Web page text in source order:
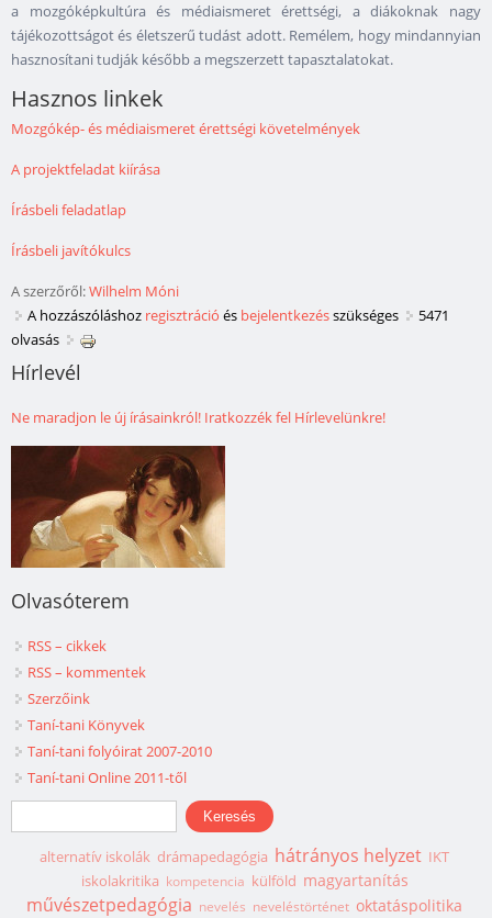
a mozgóképkultúra és médiaismeret érettségi, a diákoknak nagy
tájékozottságot és életszerű tudást adott. Remélem, hogy mindannyian
hasznosítani tudják később a megszerzett tapasztalatokat.
Hasznos linkek
Mozgókép- és médiaismeret érettségi követelmények
A projektfeladat kiírása
Írásbeli feladatlap
Írásbeli javítókulcs
A szerzőről:Wilhelm Móni
A hozzászóláshoz regisztráció és bejelentkezésszükséges
5471
olvasás
Hírlevél
Ne maradjon le új írásainkról! Iratkozzék fel Hírlevelünkre!
Olvasóterem
RSS – cikkek
RSS – kommentek
Szerzőink
Taní-tani Könyvek
Taní-tani folyóirat 2007-2010
Taní-tani Online 2011-től
Keresés űrlap
Keresés
alternatív iskolák drámapedagógia hátrányos helyzet IKT
iskolakritika kompetencia külföld magyartanítás
művészetpedagógia nevelés neveléstörténet oktatáspolitika